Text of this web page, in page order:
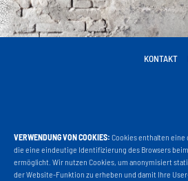
KONTAKT
VERWENDUNG VON COOKIES: Cookies enthalten
die eine eindeutige Identifizierung des Browsers
ermöglicht. Wir nutzen Cookies, um anonymisiert
der Website-Funktion zu erheben und damit Ihre